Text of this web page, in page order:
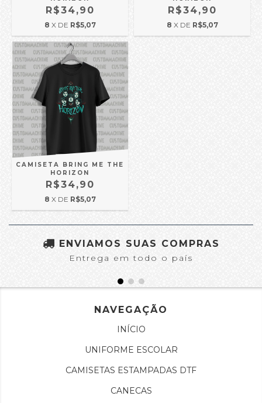
R$34,90
8 X DE R$5,07
R$34,90
8 X DE R$5,07
CAMISETA BRING ME THE
HORIZON
R$34,90
8 X DE R$5,07
ENVIAMOS SUAS COMPRAS
Entrega em todo o país
NAVEGAÇÃO
INÍCIO
UNIFORME ESCOLAR
CAMISETAS ESTAMPADAS DTF
CANECAS